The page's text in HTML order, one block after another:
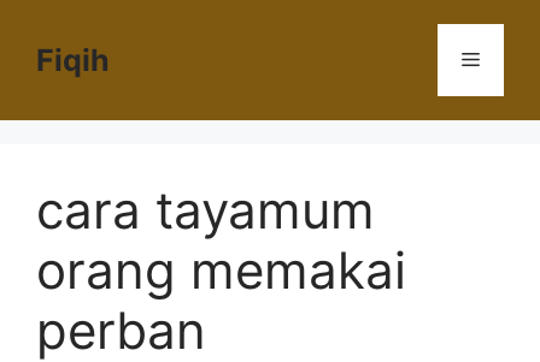
Fiqih Menu
cara tayamum
orang memakai
perban